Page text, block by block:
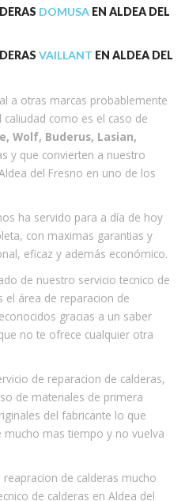
DOMUSA EN ALDEA DEL
VAILLANT EN ALDEA DEL
a otras marcas probablemente
como es el caso de
Wolf, Buderus, Lasian,
y que convierten a nuestro
del Fresno en uno de los
ha servido para a día de hoy
con maximas garantias y
eficaz y además económico.
de nuestro servicio tecnico de
el área de reparacion de
gracias a un saber
no te ofrece cualquier otra
de reparacion de calderas,
de materiales de primera
del fabricante lo que
mucho mas tiempo y no vuelva
de calderas mucho
de calderas en Aldea del